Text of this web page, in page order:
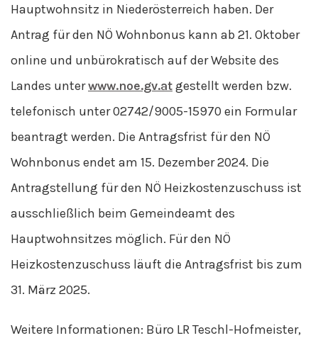
Hauptwohnsitz in Niederösterreich haben. Der
Antrag für den NÖ Wohnbonus kann ab 21. Oktober
online und unbürokratisch auf der Website des
Landes unterwww.noe.gv.atgestellt werden bzw.
telefonisch unter 02742/9005-15970 ein Formular
beantragt werden. Die Antragsfrist für den NÖ
Wohnbonus endet am 15. Dezember 2024. Die
Antragstellung für den NÖ Heizkostenzuschuss ist
ausschließlich beim Gemeindeamt des
Hauptwohnsitzes möglich. Für den NÖ
Heizkostenzuschuss läuft die Antragsfrist bis zum
31. März 2025.
Weitere Informationen: Büro LR Teschl-Hofmeister,